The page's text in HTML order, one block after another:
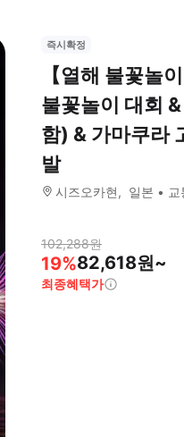
즉시확정
【열해 불꽃놀
불꽃놀이 대회
함) & 가마쿠라
발
시즈오카현 일본
102,288원
19%82,618원~
최종혜택가